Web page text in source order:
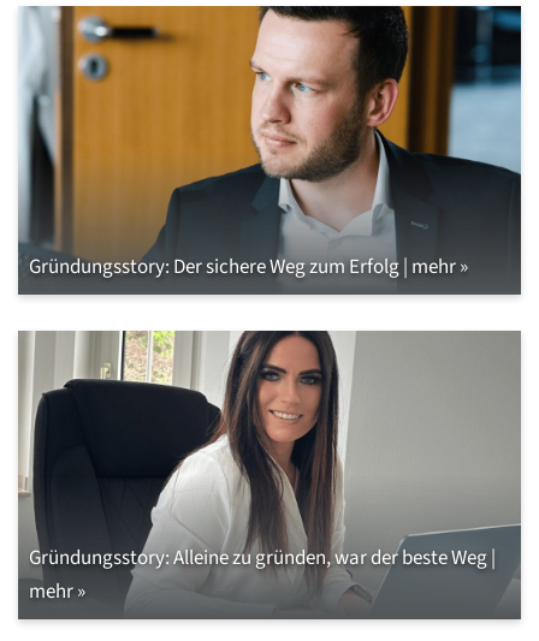
Gründungsstory: Der sichere Weg zum Erfolg | mehr »
Gründungsstory: Alleine zu gründen, war der beste Weg |
mehr »